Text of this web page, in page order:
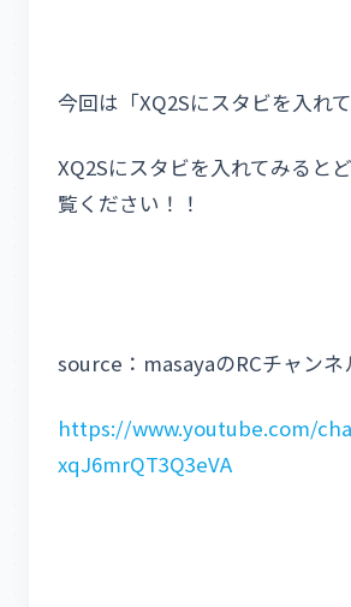
今回は「XQ2Sにスタビを入れ
XQ2Sにスタビを入れてみると
覧ください！！
source：masayaのRCチャンネ
https://www.youtube.com/
xqJ6mrQT3Q3eVA